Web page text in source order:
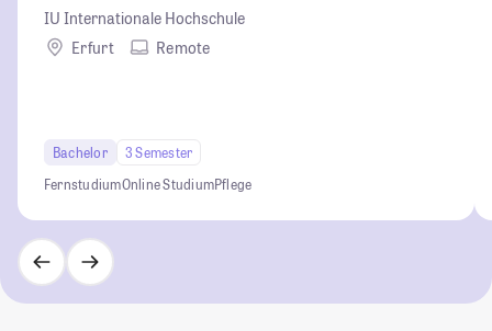
IU Internationale Hochschule
Erfurt
Remote
Bachelor
3 Semester
FernstudiumOnline StudiumPflege